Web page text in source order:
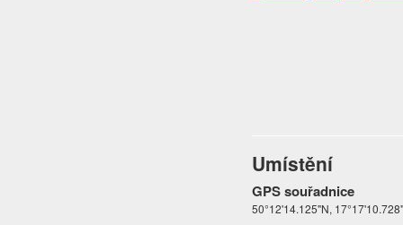
Umístění
GPS souřadnice
50°12'14.125"N,